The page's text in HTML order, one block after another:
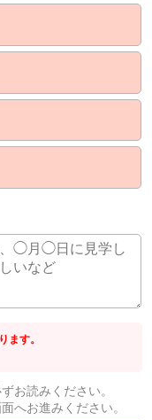
ます。
お読みください。
へお進みください。